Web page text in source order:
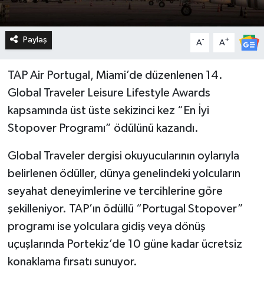
Paylaş A- A+
TAP Air Portugal, Miami’de düzenlenen 14.
Global Traveler Leisure Lifestyle Awards
kapsamında üst üste sekizinci kez “En İyi
Stopover Programı” ödülünü kazandı.
Global Traveler dergisi okuyucularının oylarıyla
belirlenen ödüller, dünya genelindeki yolcuların
seyahat deneyimlerine ve tercihlerine göre
şekilleniyor. TAP’ın ödüllü “Portugal Stopover”
programı ise yolculara gidiş veya dönüş
uçuşlarında Portekiz’de 10 güne kadar ücretsiz
konaklama fırsatı sunuyor.